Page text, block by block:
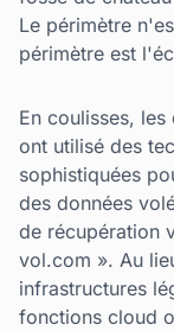
Le périmètre
périmètre est
En coulisses,
ont utilisé des
sophistiquées
des données
de récupération
vol.com ». Au
infrastructures
fonctions cloud